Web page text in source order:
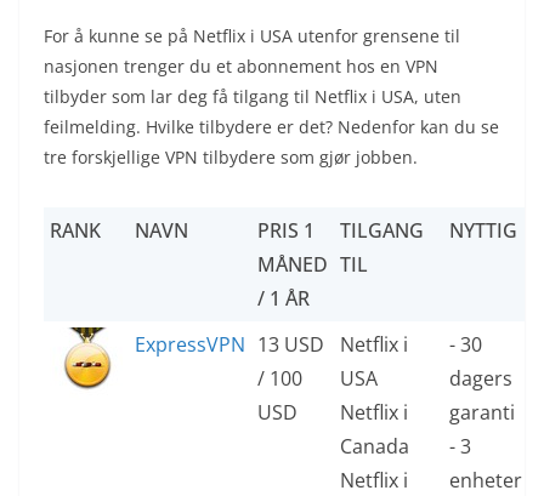
For å kunne se på Netflix i USA utenfor grensene til
nasjonen trenger du et abonnement hos en VPN
tilbyder som lar deg få tilgang til Netflix i USA, uten
feilmelding. Hvilke tilbydere er det? Nedenfor kan du se
tre forskjellige VPN tilbydere som gjør jobben.
RANK NAVN
PRIS 1
MÅNED
/ 1 ÅR
TILGANG
TIL
NYTTIG
ExpressVPN 13 USD
/ 100
USD
Netflix i
USA
Netflix i
Canada
Netflix i
- 30
dagers
garanti
- 3
enheter